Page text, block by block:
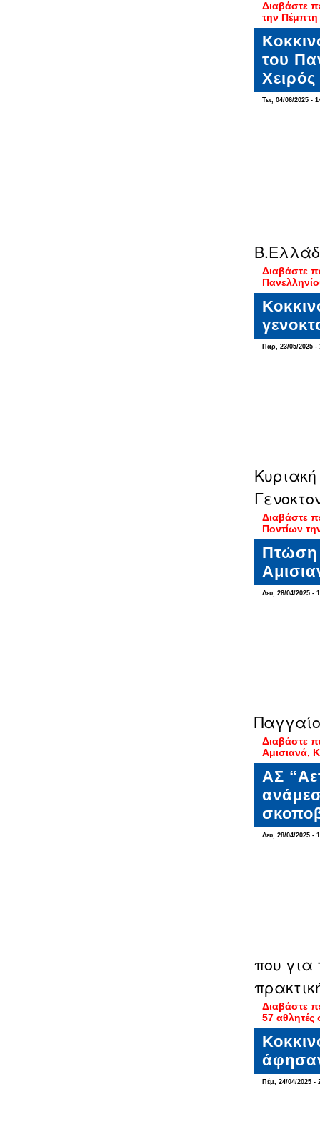
Διαβάστε
την Πέμπτη
του
Τετ, 04/06/2025 -
Διαβάστε
Παρ, 23/05/2025 -
Διαβάστε
Ποντίων
Πτώση
Δευ, 28/04/2025 -
Διαβάστε
Αμισιανά,
ΑΣ
Δευ, 28/04/2025 -
που
Διαβάστε
57
Πέμ, 24/04/2025 -